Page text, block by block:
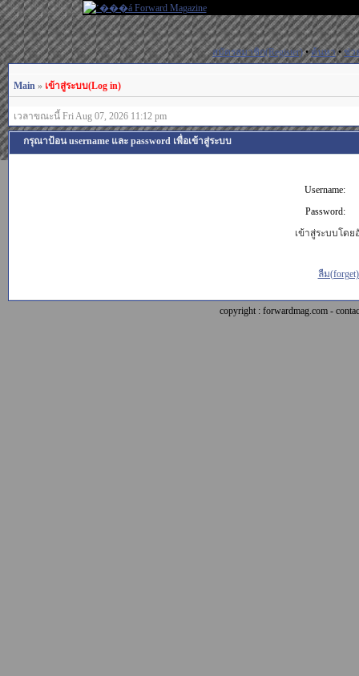
สมัครสมาชิก(Register)•ค้นหา•ช่ว
Main » เข้าสู่ระบบ(Log in)
เวลาขณะนี้ Fri Aug 07, 2026 11:12 pm
กรุณาป้อน username และ password เพื่อเข้าสู่ระบบ
Username:
Password:
เข้าสู่ระบบโดย
ลืม
copyright : forwardmag.com -